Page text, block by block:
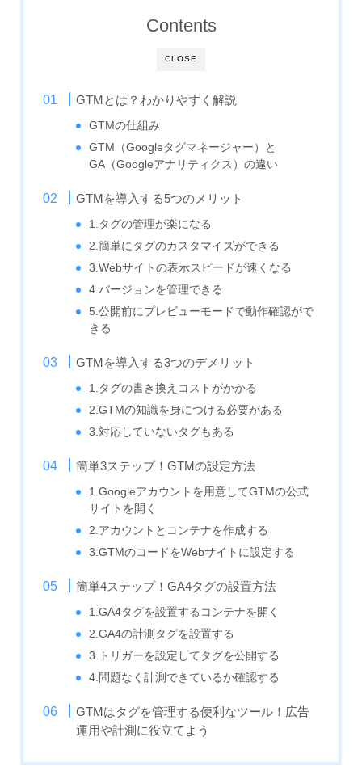
CLOSE
Contents
GTMとは？わかりやすく解説
GTMの仕組み
GTM（Googleタグマネージャー）と
GA（Googleアナリティクス）の違い
GTMを導入する5つのメリット
1.タグの管理が楽になる
2.簡単にタグのカスタマイズができる
3.Webサイトの表示スピードが速くなる
4.バージョンを管理できる
5.公開前にプレビューモードで動作確認がで
きる
GTMを導入する3つのデメリット
1.タグの書き換えコストがかかる
2.GTMの知識を身につける必要がある
3.対応していないタグもある
簡単3ステップ！GTMの設定方法
1.Googleアカウントを用意してGTMの公式
サイトを開く
2.アカウントとコンテナを作成する
3.GTMのコードをWebサイトに設定する
簡単4ステップ！GA4タグの設置方法
1.GA4タグを設置するコンテナを開く
2.GA4の計測タグを設置する
3.トリガーを設定してタグを公開する
4.問題なく計測できているか確認する
GTMはタグを管理する便利なツール！広告
運用や計測に役立てよう